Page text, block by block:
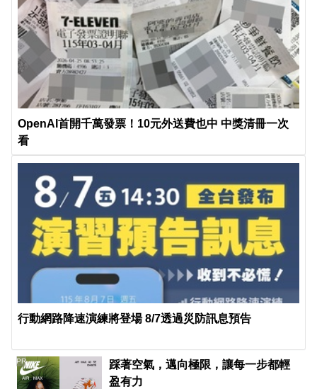
OpenAI首開千萬發票！10元外送費也中 中獎清冊一次
看
行動網路降速演練將登場 8/7透過災防訊息預告
踩著空氣，邁向極限，讓每一步都輕
盈有力
PR